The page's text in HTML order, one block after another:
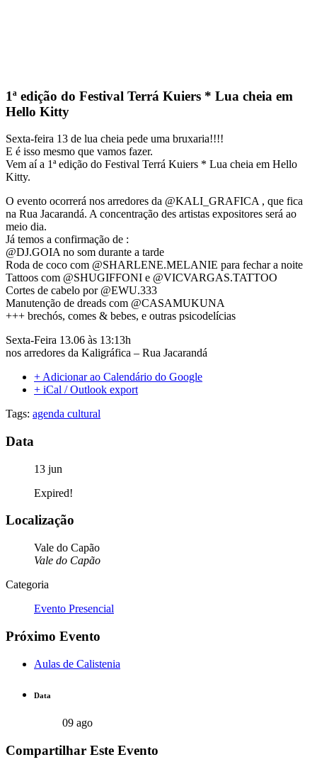
1ª edição do Festival Terrá Kuiers * Lua cheia em
Hello Kitty
Sexta-feira 13 de lua cheia pede uma bruxaria!!!!
E é isso mesmo que vamos fazer.
Vem aí a 1ª edição do Festival Terrá Kuiers * Lua cheia em Hello
Kitty.
O evento ocorrerá nos arredores da @KALI_GRAFICA , que fica
na Rua Jacarandá. A concentração des artistas expositores será ao
meio dia.
Já temos a confirmação de :
@DJ.GOIA no som durante a tarde
Roda de coco com @SHARLENE.MELANIE para fechar a noite
Tattoos com @SHUGIFFONI e @VICVARGAS.TATTOO
Cortes de cabelo por @EWU.333
Manutenção de dreads com @CASAMUKUNA
+++ brechós, comes & bebes, e outras psicodelícias
Sexta-Feira 13.06 às 13:13h
nos arredores da Kaligráfica – Rua Jacarandá
+ Adicionar ao Calendário do Google
+ iCal / Outlook export
Tags: agenda cultural
Data
13 jun
Expired!
Localização
Vale do Capão
Vale do Capão
Categoria
Evento Presencial
Próximo Evento
Aulas de Calistenia
Data
09 ago
Compartilhar Este Evento